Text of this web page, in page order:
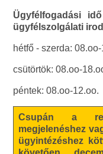
Ügyfélfogadási
ügyfélszolgálati
hétfő - szerda:
csütörtök: 08.oo-
péntek: 08.oo-12.oo.
Csupán a
megjelenéshez
ügyintézéshez